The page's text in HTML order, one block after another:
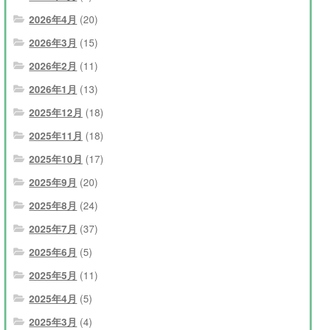
2026年4月 (20)
2026年3月 (15)
2026年2月 (11)
2026年1月 (13)
2025年12月 (18)
2025年11月 (18)
2025年10月 (17)
2025年9月 (20)
2025年8月 (24)
2025年7月 (37)
2025年6月 (5)
2025年5月 (11)
2025年4月 (5)
2025年3月 (4)